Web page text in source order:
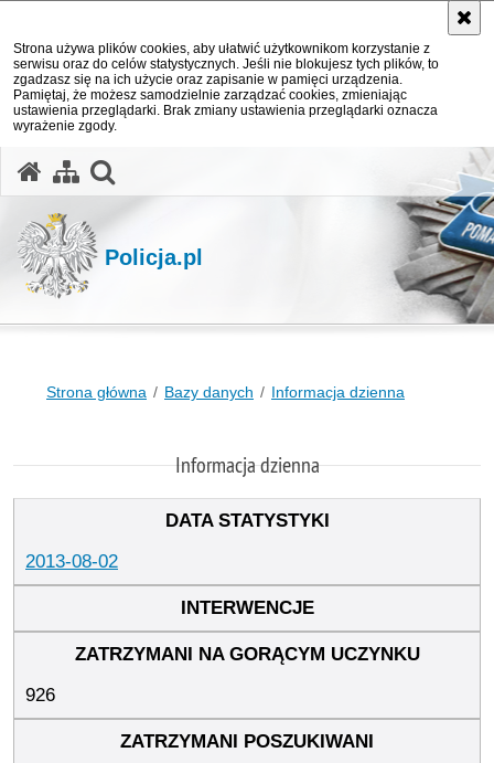
Strona używa plików cookies, aby ułatwić użytkownikom korzystanie z
serwisu oraz do celów statystycznych. Jeśli nie blokujesz tych plików, to
zgadzasz się na ich użycie oraz zapisanie w pamięci urządzenia.
Pamiętaj, że możesz samodzielnie zarządzać cookies, zmieniając
ustawienia przeglądarki. Brak zmiany ustawienia przeglądarki oznacza
wyrażenie zgody.
Policja.pl
Strona główna Bazy danych Informacja dzienna
Informacja dzienna
2013-08-02
926